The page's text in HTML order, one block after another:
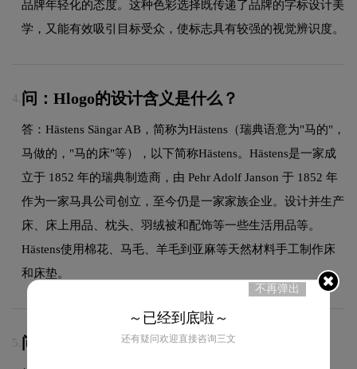
品牌年轻化的态度。这种色彩选择既传递了品牌的字标设计美
学，又能有效吸引目标受众，使标志具有较强的视觉辨识度。
4. 问：Hlogo的设计含义是什么？
答：Hästens Sängar AB，简称为Hästens（瑞典语意为"马的"，
马做的，"马的床"等），以下简称Hästens。Hästens是一家成
立于 1852 年的瑞典制造商，由 Pehr Adolf Janson 于 1852 年
作为一家马具公司创立，至今仍是一家家族企业。设计并生产
床、床上用品、枕头、羽绒被和配饰等一些生活用品等。
Hästens使用棉花、马毛、羊毛到亚麻等天然材料手工制作床
和床垫。
5. 问：LOGO商用版权归属？
不再弹出
～已经到底啦～
还有疑问欢迎直接咨询三文